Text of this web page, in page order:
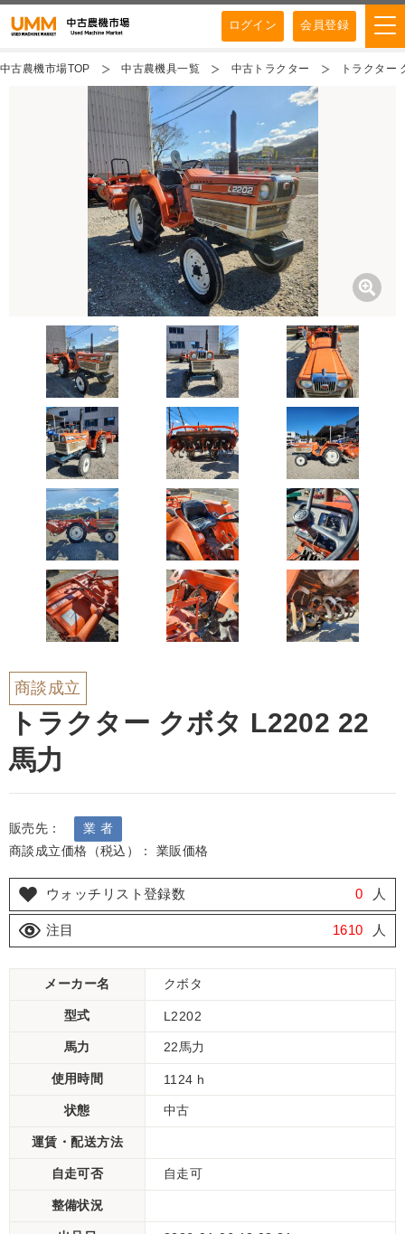
ログイン 会員登録
中古農機市場TOP 中古農機具一覧 中古トラクター トラクター
商談成立
トラクター クボタ L2202 22
馬力
販売先：
業 者
商談成立価格（税込）： 業販価格
ウォッチリスト登録数 0 人
注目 1610 人
メーカー名 クボタ
型式 L2202
馬力 22馬力
使用時間 1124 h
状態 中古
運賃・配送方法
自走可否 自走可
整備状況